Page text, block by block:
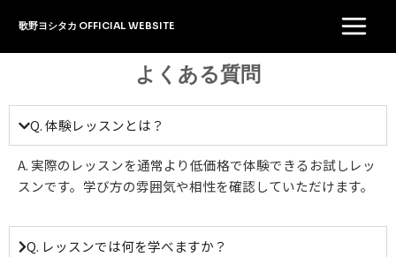
を
歌野ヨシタカ OFFICIAL WEBSITE
Main
Menu
よくある質問
Q. 体験レッスンとは？
A. 実際のレッスンを通常より低価格で体験できるお試しレッ
スンです。学び方の雰囲気や相性を確認していただけます。
Q. レッスンでは何を学べますか？